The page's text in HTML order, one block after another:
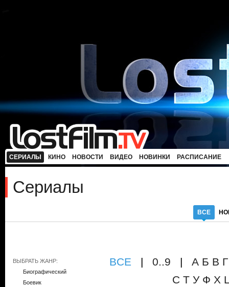
СЕРИАЛЫ КИНО НОВОСТИ ВИДЕО НОВИНКИ РАСПИСАНИЕ
Сериалы
ВСЕ
ВЫБРАТЬ ЖАНР:
Биографический
Боевик
ВCE | 0..9 | А Б В Г
С Т У Ф Х